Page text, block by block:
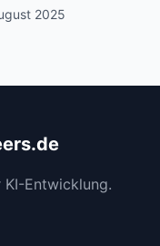
2025
Entwicklung.